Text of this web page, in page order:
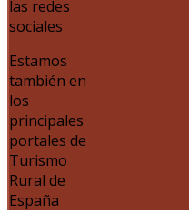
las redes
sociales
Estamos
también en
los
principales
portales de
Turismo
Rural de
España